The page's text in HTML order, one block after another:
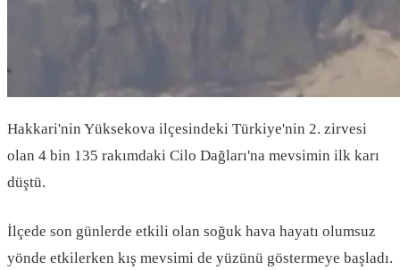
Hakkari'nin Yüksekova ilçesindeki Türkiye'nin 2. zirvesi
olan 4 bin 135 rakımdaki Cilo Dağları'na mevsimin ilk karı
düştü.
İlçede son günlerde etkili olan soğuk hava hayatı olumsuz
yönde etkilerken kış mevsimi de yüzünü göstermeye başladı.